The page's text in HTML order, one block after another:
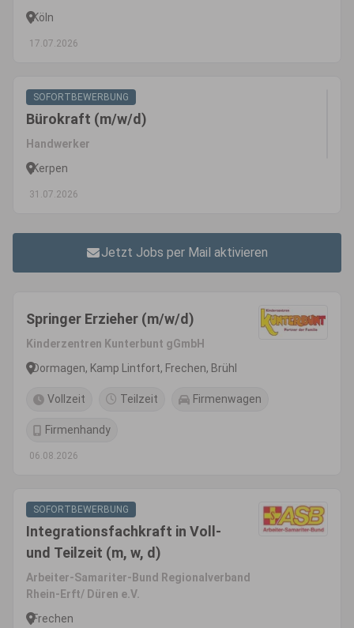
Köln
17.07.2026
SOFORTBEWERBUNG
Bürokraft (m/w/d)
Handwerker
Kerpen
31.07.2026
Jetzt Jobs per Mail aktivieren
Springer Erzieher (m/w/d)
Kinderzentren Kunterbunt gGmbH
Dormagen, Kamp Lintfort, Frechen, Brühl
Vollzeit Teilzeit Firmenwagen
Firmenhandy
06.08.2026
SOFORTBEWERBUNG
Integrationsfachkraft in Voll-
und Teilzeit (m, w, d)
Arbeiter-Samariter-Bund Regionalverband
Rhein-Erft/ Düren e.V.
Frechen